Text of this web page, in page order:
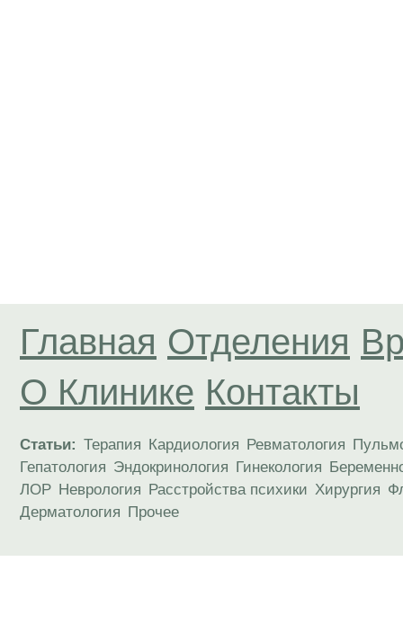
Главная Отделения
О Клинике Контакты
Статьи: Терапия Кардиология Ревматология
Гепатология Эндокринология Гинекология
ЛОР Неврология Расстройства психики Хирургия
Дерматология Прочее